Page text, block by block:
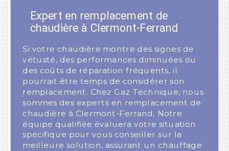
Expert en remplacement de
chaudière à Clermont-Ferrand
Si votre chaudière montre des signes de
vétusté, des performances diminuées ou
des coûts de réparation fréquents, il
pourrait être temps de considérer son
remplacement. Chez Gaz Technique, nous
sommes des experts en remplacement de
chaudière à Clermont-Ferrand. Notre
équipe qualifiée évaluera votre situation
spécifique pour vous conseiller sur la
meilleure solution, assurant un chauffage